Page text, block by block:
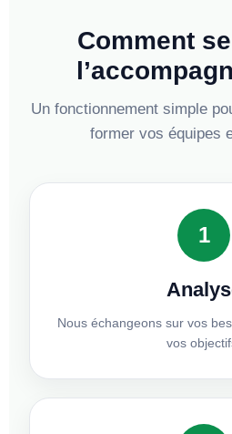
Comment
Un fonctionnement simple
former vos équipes
1
Nous échangeons sur vos
vos